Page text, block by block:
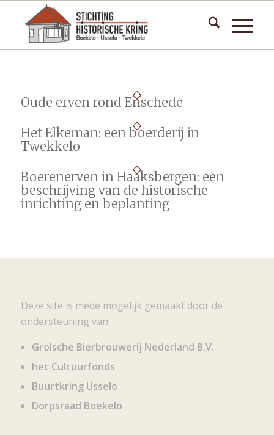
Oude erven rond Enschede
Het Elkeman: een boerderij in
Twekkelo
Boerenerven in Haaksbergen: een
beschrijving van de historische
inrichting en beplanting
Deze site is mede mogelijk gemaakt door de
ondersteuning van:
Grolsche Bierbrouwerij Nederland B.V.
het Cultuurfonds
Buurtkring Usselo
Dorpsraad Boekelo